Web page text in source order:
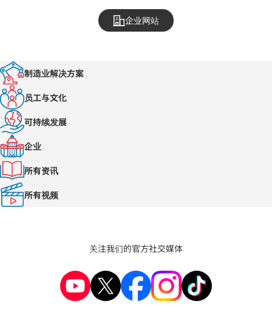
企业网站
制造业解决方案
员工与文化
可持续发展
企业
所有资讯
所有视频
关注我们的官方社交媒体